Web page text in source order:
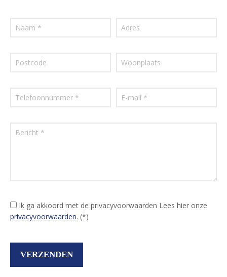
Ik ga akkoord met de privacyvoorwaarden Lees hier onze
privacyvoorwaarden. (*)